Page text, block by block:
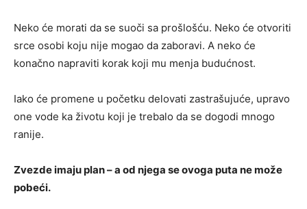
Neko će morati da se suoči sa prošlošću. Neko će otvoriti
srce osobi koju nije mogao da zaboravi. A neko će
konačno napraviti korak koji mu menja budućnost.
Iako će promene u početku delovati zastrašujuće, upravo
one vode ka životu koji je trebalo da se dogodi mnogo
ranije.
Zvezde imaju plan – a od njega se ovoga puta ne može
pobeći.